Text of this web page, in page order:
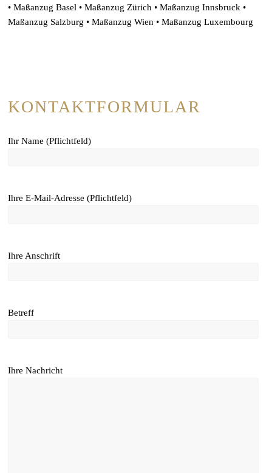
• Maßanzug Basel • Maßanzug Zürich • Maßanzug Innsbruck •
Maßanzug Salzburg • Maßanzug Wien • Maßanzug Luxembourg
KONTAKTFORMULAR
Ihr Name (Pflichtfeld)
Ihre E-Mail-Adresse (Pflichtfeld)
Ihre Anschrift
Betreff
Ihre Nachricht